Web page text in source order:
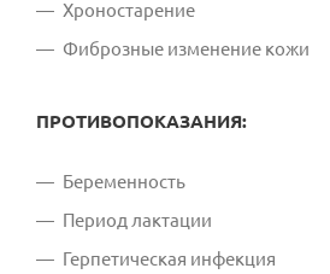
Хроностарение
Фиброзные изменение кожи
ПРОТИВОПОКАЗАНИЯ:
Беременность
Период лактации
Герпетическая инфекция